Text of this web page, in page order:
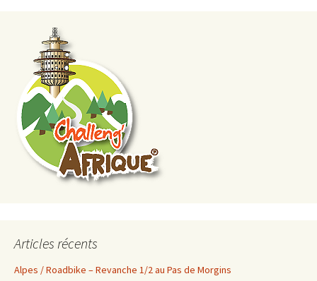
Articles récents
Alpes / Roadbike – Revanche 1/2 au Pas de Morgins